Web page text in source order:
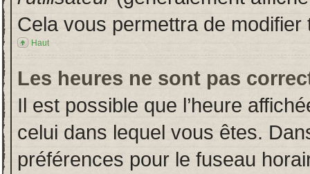
Cela vous permettra de
Haut
Les heures ne sont pas
Il est possible que l’heure
celui dans lequel vous êtes.
préférences pour le fuseau